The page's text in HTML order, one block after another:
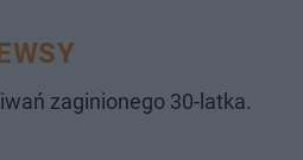
zaginionego 30-latka.